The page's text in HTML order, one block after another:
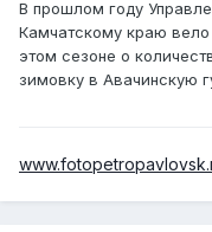
В прошлом году
Камчатскому краю вело
этом сезоне о
зимовку в Авачинскую